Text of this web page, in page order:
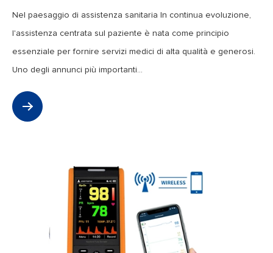
Nel paesaggio di assistenza sanitaria In continua evoluzione,
l'assistenza centrata sul paziente è nata come principio
essenziale per fornire servizi medici di alta qualità e generosi.
Uno degli annunci più importanti...